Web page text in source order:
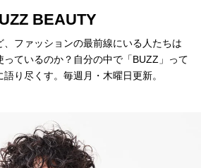
BEAUTY
、ファッションの最前線にいる人たちは
っているのか？自分の中で「BUZZ」って
り尽くす。毎週月・木曜日更新。